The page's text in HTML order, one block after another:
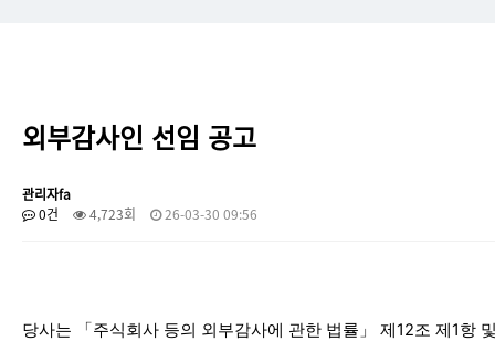
외부감사인 선임 공고
관리자fa
0건
4,723회 26-03-30 09:56
당사는 「주식회사 등의 외부감사에 관한 법률」 제12조 제1항